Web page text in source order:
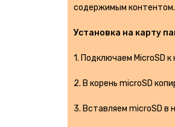
содержимым контентом.
Установка на карту
1. Подключаем MicroSD
2. В корень microSD
3. Вставляем microSD в